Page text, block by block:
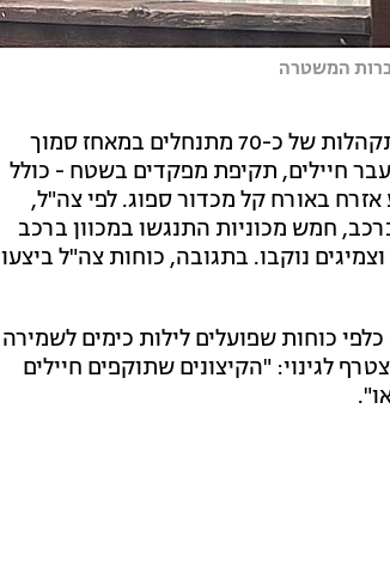
לפי השתלשלות האירועים אמש, התקריות האלימות החלו עם התקהלות של כ-70 מתנחלים במאחז סמוך
חיילים, תקיפת מפקדים בשטח - כולל
באורח קל מכדור ספוג. לפי צה"ל,
חמש מכוניות התנגשו במכוון ברכב
נוקבו. בתגובה, כוחות צה"ל ביצעו
כוחות שפועלים לילות כימים לשמירה
לגינוי: "הקיצונים שתוקפים חיילים